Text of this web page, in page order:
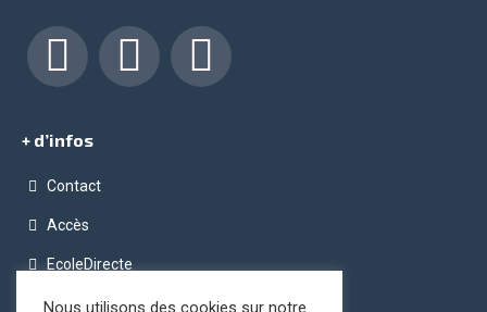
Facebook LinkedIn Instagram
+ d’infos
Contact
Accès
EcoleDirecte
Programme OPC (Ordinateur Pour Chacun)
Nous utilisons des cookies sur notre